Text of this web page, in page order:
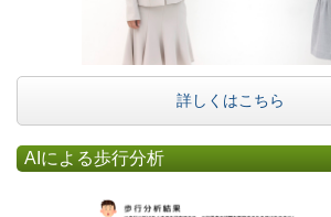
詳しくはこちら
AIによる歩行分析